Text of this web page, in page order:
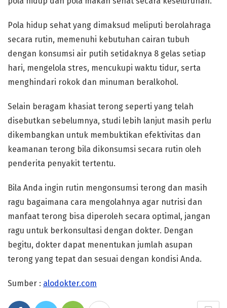
Pola hidup sehat yang dimaksud meliputi berolahraga
secara rutin, memenuhi kebutuhan cairan tubuh
dengan konsumsi air putih setidaknya 8 gelas setiap
hari, mengelola stres, mencukupi waktu tidur, serta
menghindari rokok dan minuman beralkohol.
Selain beragam khasiat terong seperti yang telah
disebutkan sebelumnya, studi lebih lanjut masih perlu
dikembangkan untuk membuktikan efektivitas dan
keamanan terong bila dikonsumsi secara rutin oleh
penderita penyakit tertentu.
Bila Anda ingin rutin mengonsumsi terong dan masih
ragu bagaimana cara mengolahnya agar nutrisi dan
manfaat terong bisa diperoleh secara optimal, jangan
ragu untuk berkonsultasi dengan dokter. Dengan
begitu, dokter dapat menentukan jumlah asupan
terong yang tepat dan sesuai dengan kondisi Anda.
Sumber : alodokter.com